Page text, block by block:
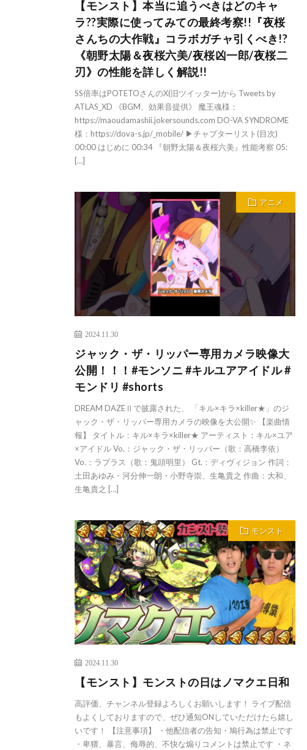
【モンスト】本当に追うべきはどのキャ
ラ??実際に使ってみての最終考察!!『夜桜
さんちの大作戦』コラボガチャ引くべき!?
《朝野太陽＆夜桜六美/夜桜凶一郎/夜桜二
刃》の性能を詳しく解説!!
SS倍率はPOTETOさんのX(旧ツイッター)から Tweets by
ATLAS_XD 《BGM、効果音提供》 魔王魂様：
https://maoudamashii.jokersounds.com DO-VA SYNDROME
様：https://dova-s.jp/_mobile/ ▶︎チャプターリスト(目次)
00:00 はじめに 00:34 『朝野太陽＆夜桜六美』性能考察 05:
[…]
アニメ
2024.11.30
ジャック・ザ・リッパー専用カメラ映像大
公開！！！#モンソニ #キルユアアイドル #
モンドリ #shorts
DREAM DAZEⅡで披露された、 「キル×キラ×killer★」のジ
ャック・ザ・リッパー専用カメラの映像を大公開✨ 【楽曲情
報】 タイトル：キル×キラ×killer★ アーティスト：キル×ユア
×アイドル Vo.：ジャック・ザ・リッパー（歌：高橋李依）
Vo.：ラプラス（歌：⻤頭明里） Gt.：ディヴィジョン 作詞：
土田あゆみ・河分伸一朗・小野寺崇、生亀貴之 作曲：大和、
生亀貴之 […]
モンスト
2024.11.30
【モンスト】モンストの日はノマクエ日和
高評価、チャンネル登録よろしくお願いします！ ライブ配信
もよくしておりますので、ぜひ通知ONしていただけたら嬉し
いです！ 【注意事項】 ・他配信者の告知・鳩行為は禁止です
・卑猥、暴言、侮辱的、不快な煽りコメントは禁止です ・ネ